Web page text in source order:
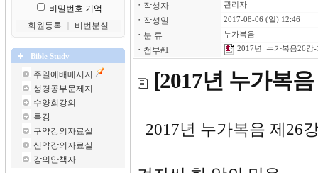
비밀번호 기억
회원등록
비번분실
Bible Study
주일예배메시지
성경공부문제지
수양회강의
특강
구약강의자료실
신약강의자료실
강의안책자
ㆍ 작성자 관리자
ㆍ 작성일 2017-08-06 (일) 12:46
ㆍ 분 류 누가복음
ㆍ 첨부#1 2017년_누가복음26강
[2017년 누가복
2017년 누